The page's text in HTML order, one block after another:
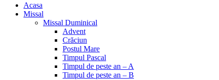
Acasa
Missal
Missal Duminical
Advent
Crăciun
Postul Mare
Timpul Pascal
Timpul de peste an – A
Timpul de peste an – B